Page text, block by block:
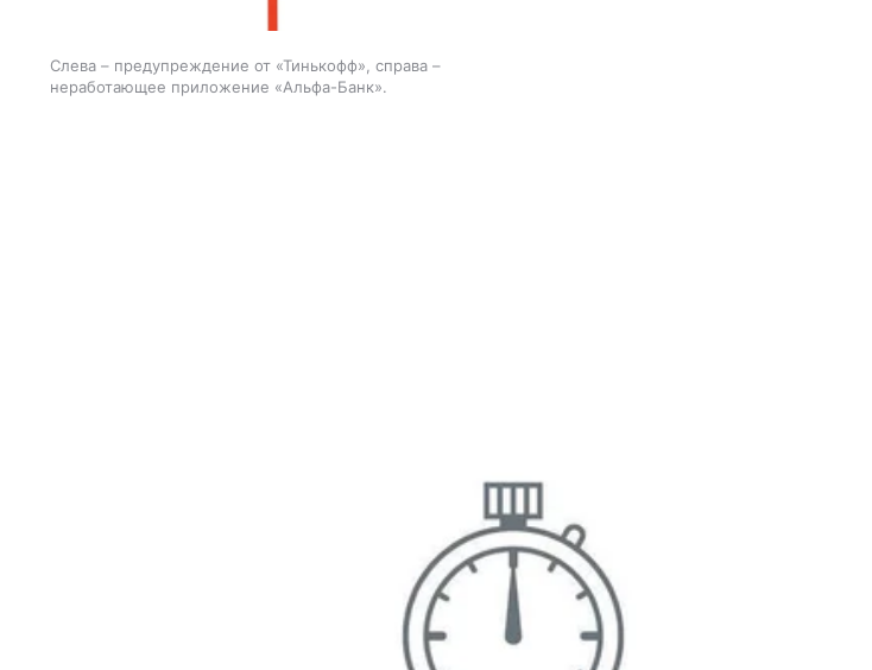
Слева – предупреждение от «Тинькофф», справа –
неработающее приложение «Альфа-Банк».